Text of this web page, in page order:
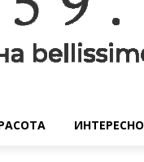
ИНТЕРЕСНО